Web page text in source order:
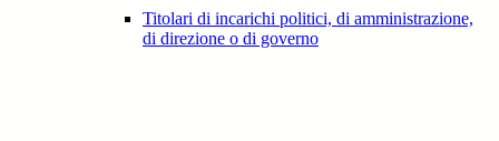
Titolari di incarichi politici, di amministrazione,
di direzione o di governo